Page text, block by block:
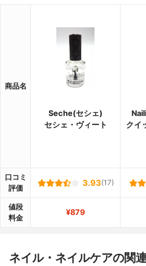
商品名
Seche(セシェ)
セシェ・ヴィート
クイ
口コミ
評価
3.93(17)
値段
料金
¥879
ネイル・ネイルケアの関